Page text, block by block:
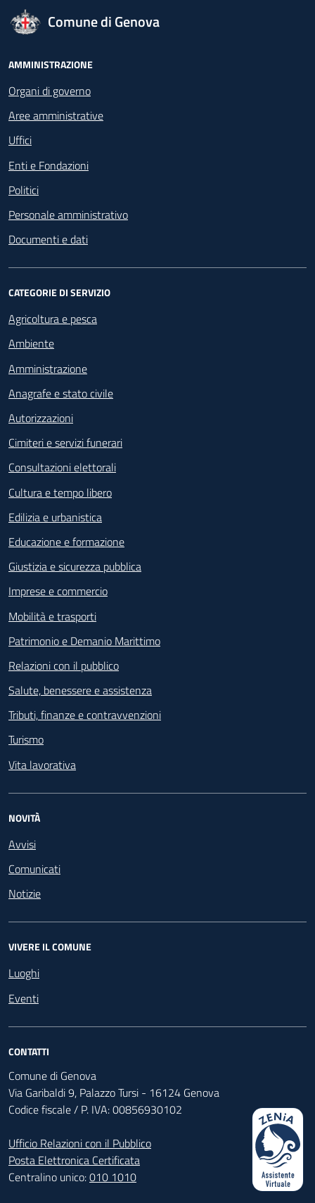
logo Unione Europea
Comune di Genova
Footer - Navigazione
AMMINISTRAZIONE
Organi di governo
Aree amministrative
Uffici
Enti e Fondazioni
Politici
Personale amministrativo
Documenti e dati
CATEGORIE DI SERVIZIO
Agricoltura e pesca
Ambiente
Amministrazione
Anagrafe e stato civile
Autorizzazioni
Cimiteri e servizi funerari
Consultazioni elettorali
Cultura e tempo libero
Edilizia e urbanistica
Educazione e formazione
Giustizia e sicurezza pubblica
Imprese e commercio
Mobilità e trasporti
Patrimonio e Demanio Marittimo
Relazioni con il pubblico
Salute, benessere e assistenza
Tributi, finanze e contravvenzioni
Turismo
Vita lavorativa
NOVITÀ
Avvisi
Comunicati
Notizie
VIVERE IL COMUNE
Luoghi
Eventi
CONTATTI
Comune di Genova
Via Garibaldi 9, Palazzo Tursi - 16124 Genova
Codice fiscale / P. IVA: 00856930102
Ufficio Relazioni con il Pubblico
Posta Elettronica Certificata
Centralino unico:010 1010